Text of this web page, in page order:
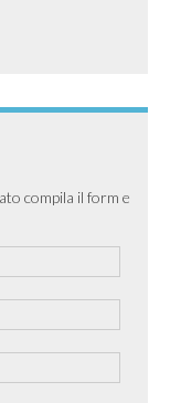
compila il form e